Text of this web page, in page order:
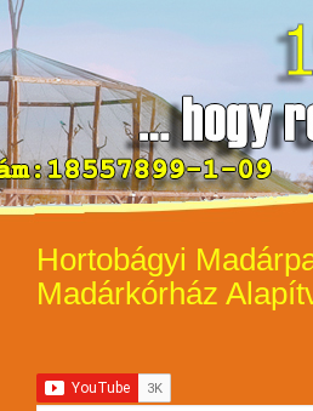
Hortobágyi
Madárkórház